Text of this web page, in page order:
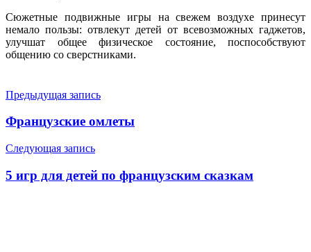
Сюжетные подвижные игры на свежем воздухе принесут
немало пользы: отвлекут детей от всевозможных гаджетов,
улучшат общее физическое состояние, поспособствуют
общению со сверстниками.
Навигация
по
записям
Предыдущая запись
Французские омлеты
Следующая запись
5 игр для детей по французским сказкам